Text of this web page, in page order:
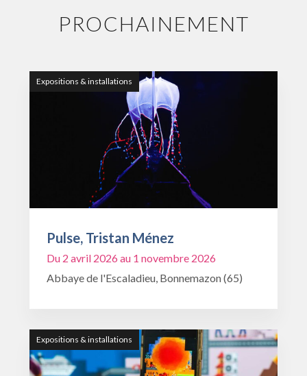
PROCHAINEMENT
Expositions & installations
Pulse, Tristan Ménez
Du 2 avril 2026 au 1 novembre 2026
Abbaye de l'Escaladieu, Bonnemazon (65)
Expositions & installations